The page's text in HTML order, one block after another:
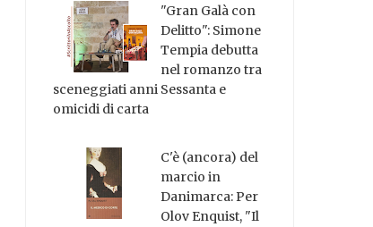
"Gran Galà con
Delitto": Simone
Tempia debutta
nel romanzo tra
sceneggiati anni Sessanta e
omicidi di carta
C'è (ancora) del
marcio in
Danimarca: Per
Olov Enquist, "Il